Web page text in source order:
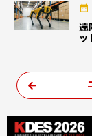
遠
ッ